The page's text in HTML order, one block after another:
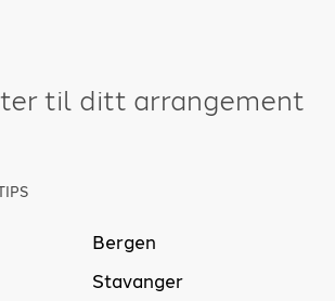
til ditt arrangement
Bergen
Stavanger